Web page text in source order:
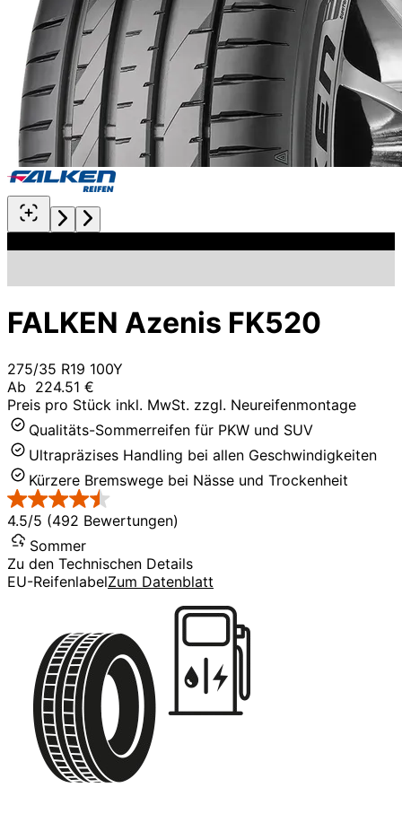
FALKEN Azenis FK520
275/35 R19 100Y
Ab 224.51 €
Preis pro Stück inkl. MwSt. zzgl. Neureifenmontage
Qualitäts-Sommerreifen für PKW und SUV
Ultrapräzises Handling bei allen Geschwindigkeiten
Kürzere Bremswege bei Nässe und Trockenheit
4.5/5 (492 Bewertungen)
Sommer
Zu den Technischen Details
EU-ReifenlabelZum Datenblatt